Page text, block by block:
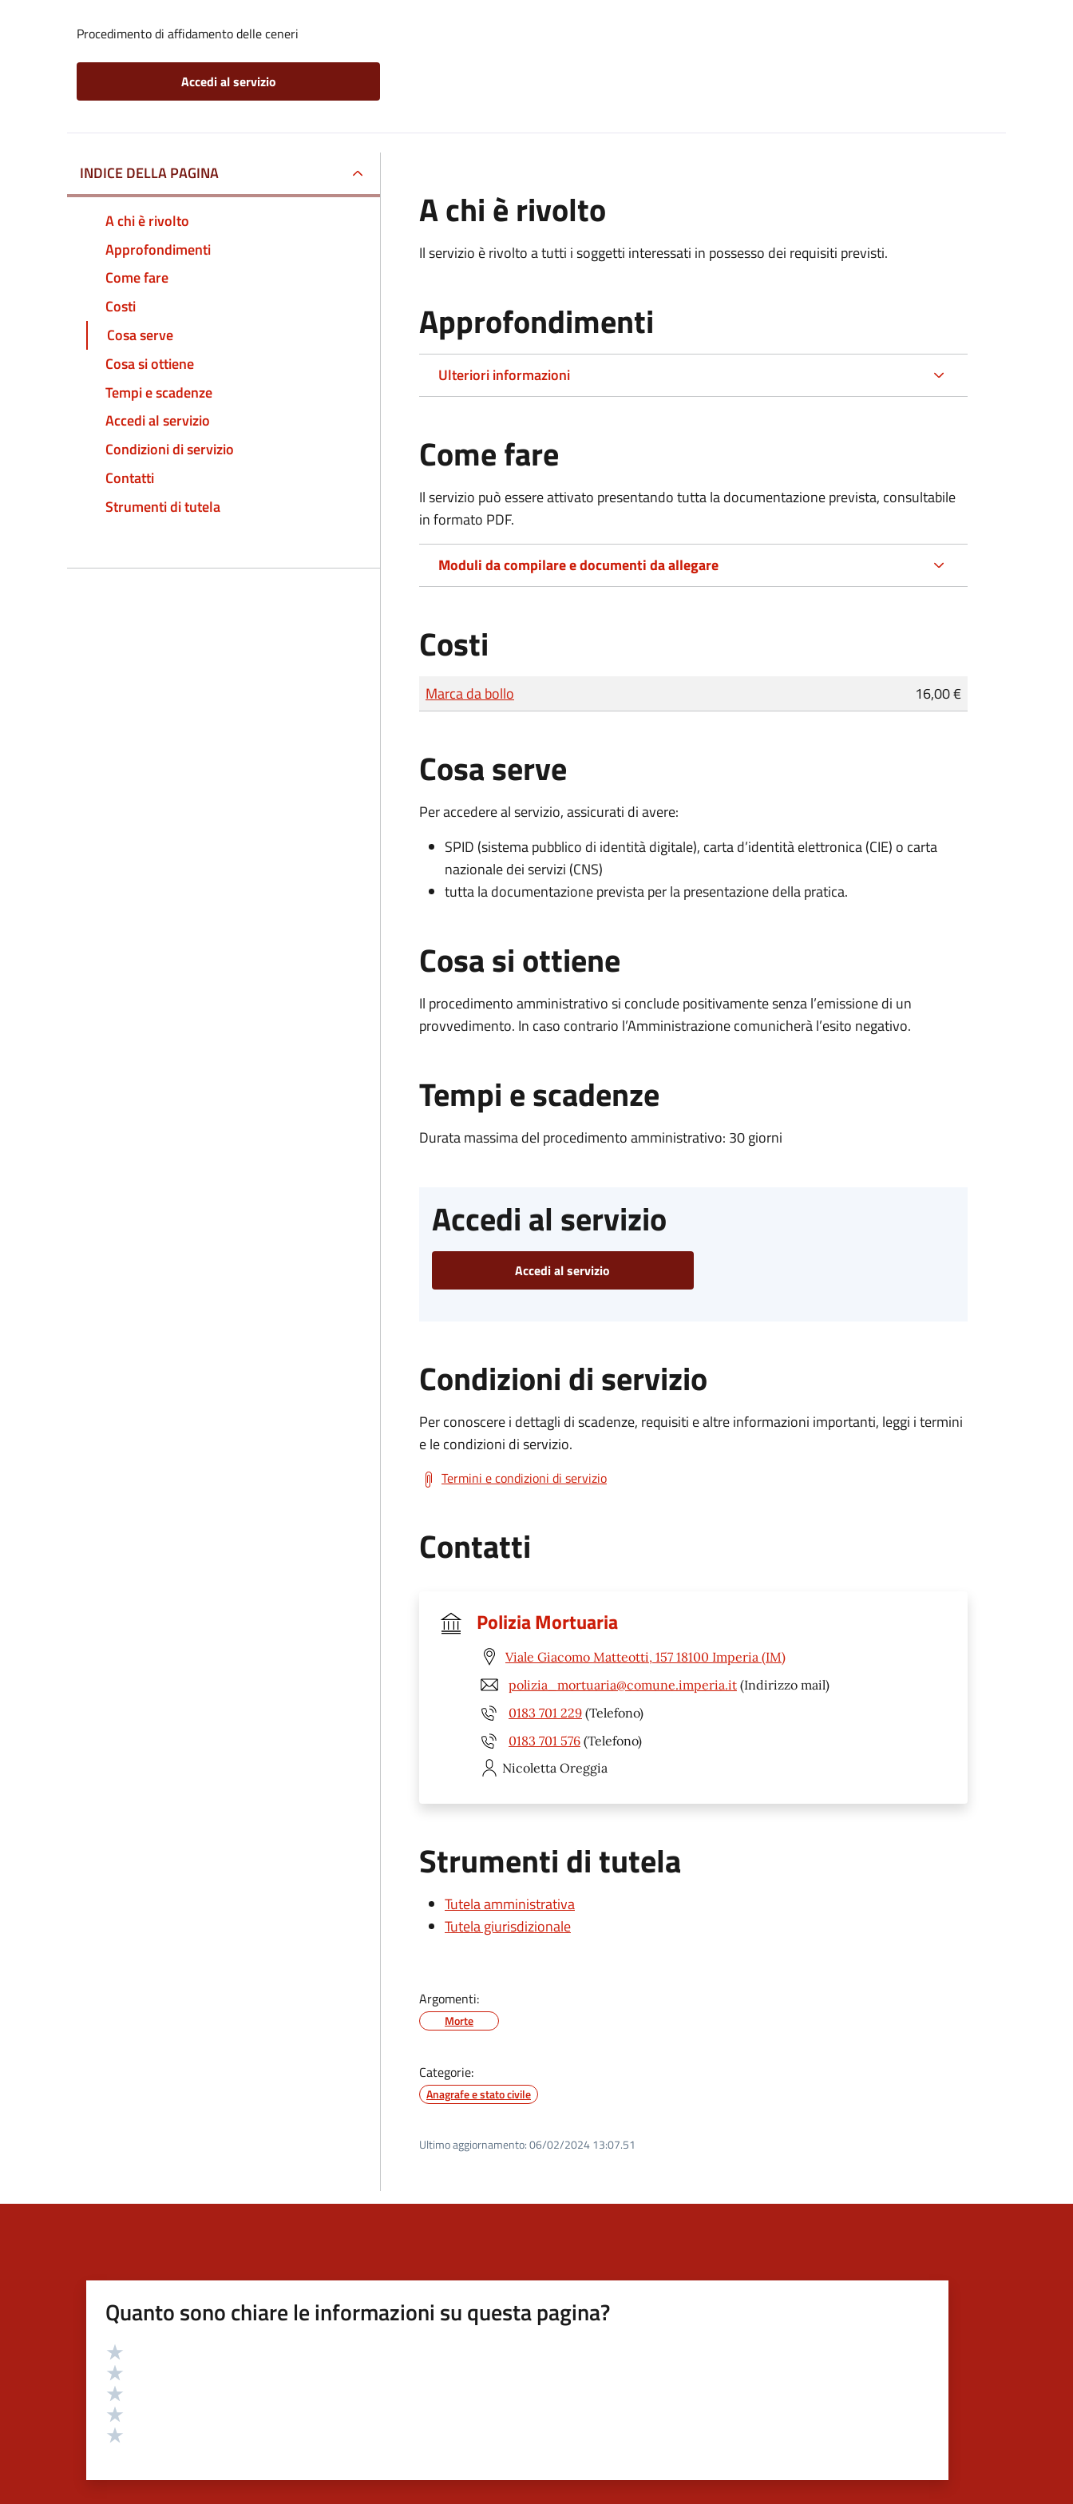
Procedimento di affidamento delle ceneri
Accedi al servizio
INDICE DELLA PAGINA
A chi è rivolto
Approfondimenti
Come fare
Costi
Cosa serve
Cosa si ottiene
Tempi e scadenze
Accedi al servizio
Condizioni di servizio
Contatti
Strumenti di tutela
A chi è rivolto
Il servizio è rivolto a tutti i soggetti interessati in possesso dei requisiti previsti.
Approfondimenti
Ulteriori informazioni
Come fare
Il servizio può essere attivato presentando tutta la documentazione prevista, consultabile
in formato PDF.
Moduli da compilare e documenti da allegare
Costi
Tipo di pagamento
Importo
Marca da bollo 16,00 €
Cosa serve
Per accedere al servizio, assicurati di avere:
SPID (sistema pubblico di identità digitale), carta d’identità elettronica (CIE) o carta
nazionale dei servizi (CNS)
tutta la documentazione prevista per la presentazione della pratica.
Cosa si ottiene
Il procedimento amministrativo si conclude positivamente senza l’emissione di un
provvedimento. In caso contrario l’Amministrazione comunicherà l’esito negativo.
Tempi e scadenze
Durata massima del procedimento amministrativo: 30 giorni
Accedi al servizio
Accedi al servizio
Condizioni di servizio
Per conoscere i dettagli di scadenze, requisiti e altre informazioni importanti, leggi i termini
e le condizioni di servizio.
Termini e condizioni di servizio
Contatti
Polizia Mortuaria
Viale Giacomo Matteotti, 157 18100 Imperia (IM)
polizia_mortuaria@comune.imperia.it (Indirizzo mail)
0183 701 229 (Telefono)
0183 701 576 (Telefono)
Nicoletta Oreggia
Strumenti di tutela
Tutela amministrativa
Tutela giurisdizionale
Argomenti:
Morte
Categorie:
Anagrafe e stato civile
Ultimo aggiornamento:06/02/2024 13:07.51
Quanto sono chiare le informazioni su questa pagina?
Valutazione